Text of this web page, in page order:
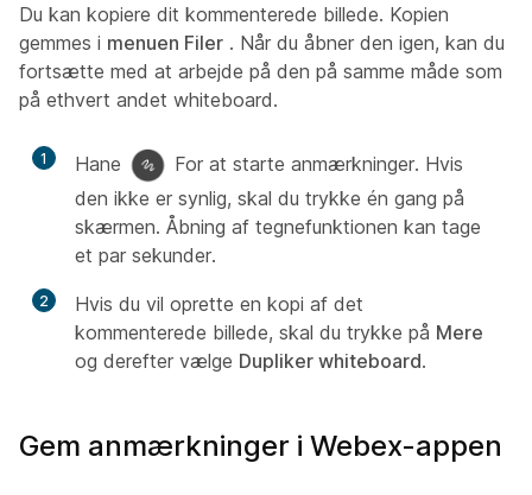
Du kan kopiere dit kommenterede billede. Kopien
gemmes i menuen Filer . Når du åbner den igen, kan du
fortsætte med at arbejde på den på samme måde som
på ethvert andet whiteboard.
1 Hane
For at starte anmærkninger. Hvis
den ikke er synlig, skal du trykke én gang på
skærmen. Åbning af tegnefunktionen kan tage
et par sekunder.
2
Hvis du vil oprette en kopi af det
kommenterede billede, skal du trykke på Mere
og derefter vælge Dupliker whiteboard.
Gem anmærkninger i Webex-appen